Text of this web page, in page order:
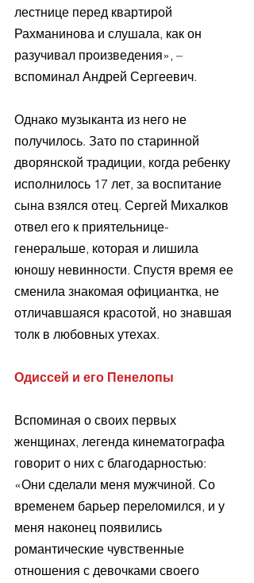
лестнице перед квартирой
Рахманинова и слушала, как он
разучивал произведения», –
вспоминал Андрей Сергеевич.
Однако музыканта из него не
получилось. Зато по старинной
дворянской традиции, когда ребенку
исполнилось 17 лет, за воспитание
сына взялся отец. Сергей Михалков
отвел его к приятельнице-
генеральше, которая и лишила
юношу невинности. Спустя время ее
сменила знакомая официантка, не
отличавшаяся красотой, но знавшая
толк в любовных утехах.
Одиссей и его Пенелопы
Вспоминая о своих первых
женщинах, легенда кинематографа
говорит о них с благодарностью:
«Они сделали меня мужчиной. Со
временем барьер переломился, и у
меня наконец появились
романтические чувственные
отношения с девочками своего